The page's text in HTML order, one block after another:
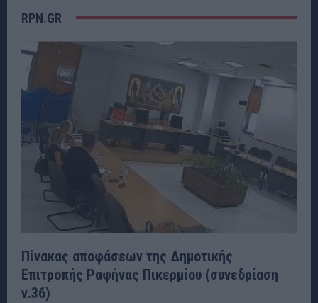
RPN.GR
Πίνακας αποφάσεων της Δημοτικής
Επιτροπής Ραφήνας Πικερμίου (συνεδρίαση
ν.36)